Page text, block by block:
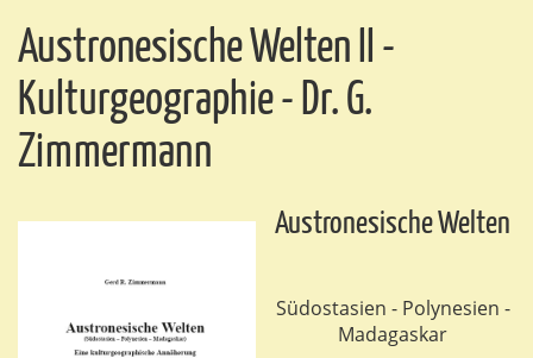
Austronesische Welten II -
Kulturgeographie - Dr. G.
Zimmermann
Austronesische Welten
Südostasien - Polynesien -
Madagaskar